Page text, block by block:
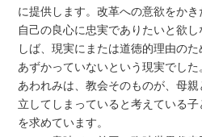
に提供します。改革への意欲をか
自己の良心に忠実でありたいと欲
しば、現実にまたは道徳的理由の
あずかっていないという現実でし
あわれみは、教会そのものが、母
立してしまっていると考えている
を求めています。